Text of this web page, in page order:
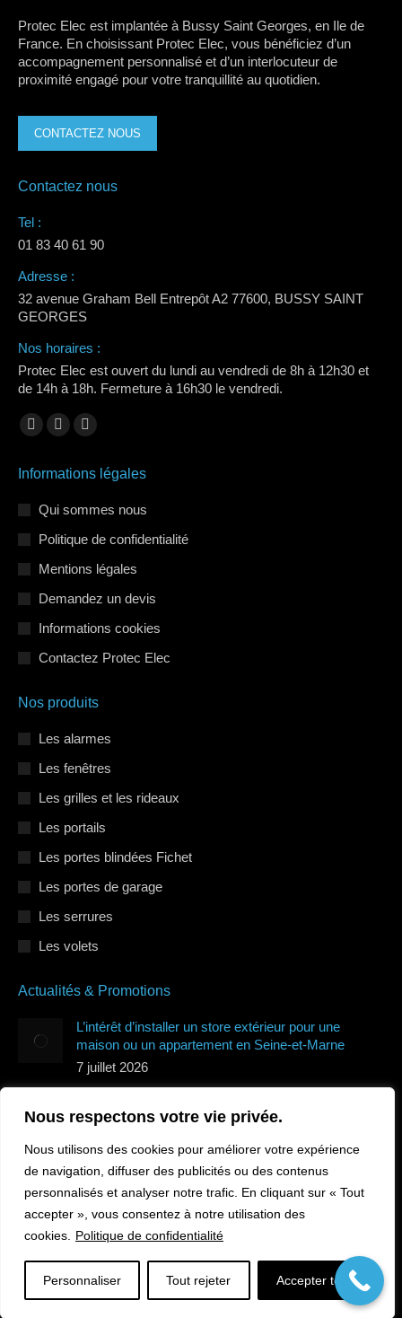
Nous respectons votre vie privée.
Nous utilisons des cookies pour améliorer votre expérience
de navigation, diffuser des publicités ou des contenus
personnalisés et analyser notre trafic. En cliquant sur « Tout
accepter », vous consentez à notre utilisation des
cookies.
Politique de confidentialité
Personnaliser Tout rejeter Accepter tout
Protec Elec est implantée à Bussy Saint Georges, en Ile de
France. En choisissant Protec Elec, vous bénéficiez d’un
accompagnement personnalisé et d’un interlocuteur de
proximité engagé pour votre tranquillité au quotidien.
CONTACTEZ NOUS
Contactez nous
Tel :
01 83 40 61 90
Adresse :
32 avenue Graham Bell Entrepôt A2 77600, BUSSY SAINT
GEORGES
Nos horaires :
Protec Elec est ouvert du lundi au vendredi de 8h à 12h30 et
de 14h à 18h. Fermeture à 16h30 le vendredi.
Trouvez nous sur :
La
Facebook
s'ouvre
nouvelle
fenêtre
La
LinkedIn
s'ouvre
nouvelle
fenêtre
La
Instagram
s'ouvre
nouvelle
fenêtre
Informations légales
Qui sommes nous
Politique de confidentialité
Mentions légales
Demandez un devis
Informations cookies
Contactez Protec Elec
Nos produits
Les alarmes
Les fenêtres
Les grilles et les rideaux
Les portails
Les portes blindées Fichet
Les portes de garage
Les serrures
Les volets
Actualités & Promotions
L’intérêt d’installer un store extérieur pour une
maison ou un appartement en Seine-et-Marne
7 juillet 2026
la canicule en Île-de-France ?
Comment sécuriser sa maison en Île-de-France
pendant les vacances ?
10 juin 2026
© Protec Elec 2026. Tous droits réservés.